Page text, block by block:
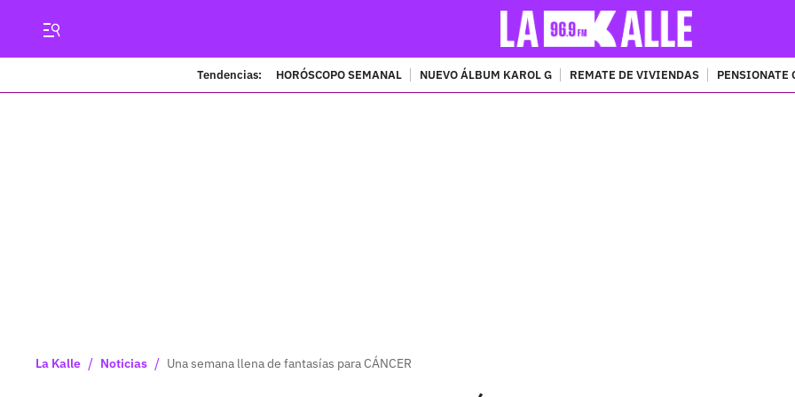
Tendencias: HORÓSCOPO SEMANAL NUEVO ÁLBUM KAROL G REMATE DE VIVIENDAS PENSIONATE
La Kalle / Noticias / Una semana llena de fantasías para CÁNCER